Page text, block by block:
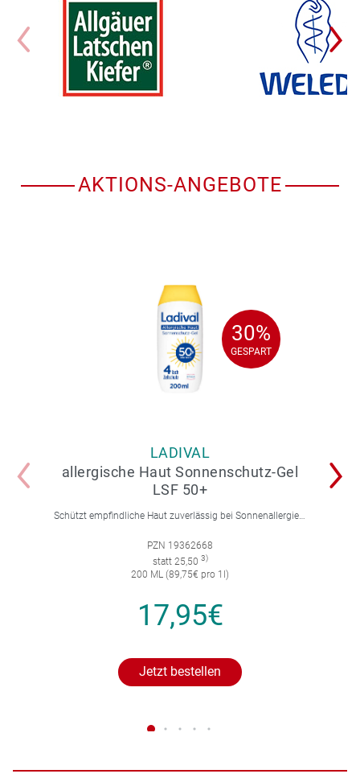
AKTIONS-ANGEBOTE
30%
GESPART
30%
GESPART
LADIVAL
allergische Haut Sonnenschutz-Gel
LSF 50+
Schützt empfindliche Haut zuverlässig bei Sonnenallergie und Mallorca-Akne. Mit 4-fach Zellschutz und einer leichten, nicht fettenden Gel-Formel.
PZN 19362668
statt 25,50 3)
200 ML (89,75€ pro 1l)
17,95€
Jetzt bestellen